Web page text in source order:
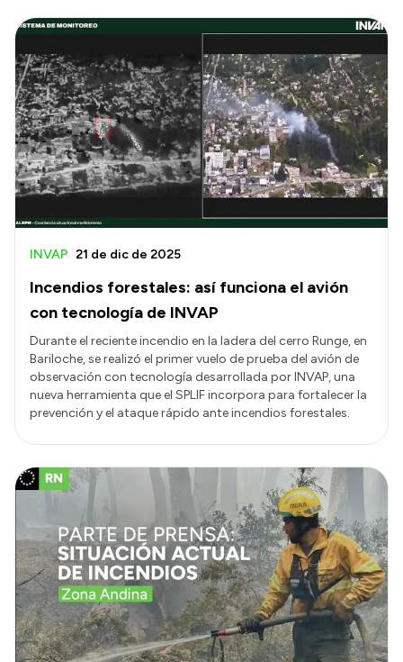
Incendios forestales: así funciona el avión
con tecnología de INVAP
INVAP 21 de dic de 2025
Durante el reciente incendio en la ladera del cerro Runge, en
Bariloche, se realizó el primer vuelo de prueba del avión de
observación con tecnología desarrollada por INVAP, una
nueva herramienta que el SPLIF incorpora para fortalecer la
prevención y el ataque rápido ante incendios forestales.